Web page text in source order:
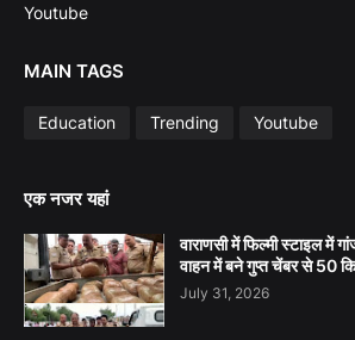
Youtube
MAIN TAGS
Education Trending Youtube
एक नजर यहां
वाराणसी में फिल्मी स्टाइल में
वाहन में बने गुप्त चेंबर से 50
July 31, 2026